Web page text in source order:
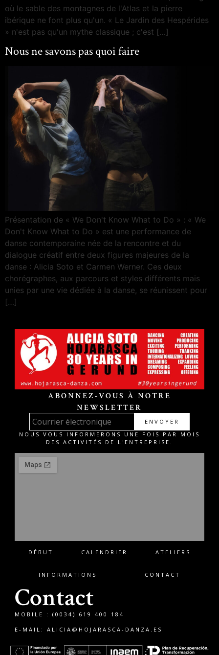
où le sable des montagnes de l'Atlas et la pierre
ibérique ne font plus qu'un. « Le Jardin des Hespérides
» n'est pas qu'un mythe classique ; c'est […]
Nous ne savons pas quoi faire
Présentation de « We Don't Know What to Do » : « We
Don't Know What to Do » est une performance de
danse contemporaine née de la rencontre et du
dialogue créatif entre deux figures majeures de la
danse : Alicia Soto et Carmen Werner. Ces deux
chorégraphes, aux parcours et styles différents mais
unies par une vie dédiée à la danse, se réunissent pour
[…]
ABONNEZ-VOUS À NOTRE
NEWSLETTER
ENVOYER
NOUS VOUS INFORMERONS UNE FOIS PAR MOIS
DES ACTIVITÉS DE L'ENTREPRISE.
DÉBUT CALENDRIER ATELIERS
INFORMATIONS CONTACT
Contact
MOBILE : (0034) 619 400 184
E-MAIL: ALICIA@HOJARASCA-DANZA.ES
English